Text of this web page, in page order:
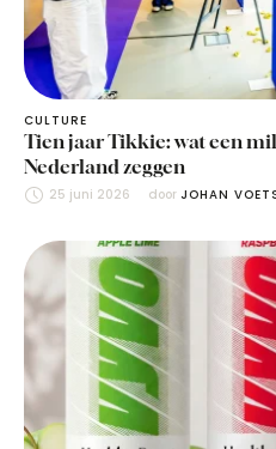
CULTURE
Tien jaar Tikkie: wat een
Nederland zeggen
25 juni 2026 door JOHAN